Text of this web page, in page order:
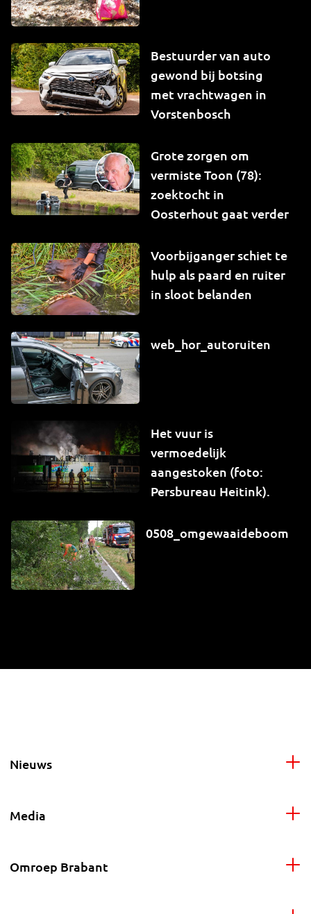
Bestuurder van auto
gewond bij botsing
met vrachtwagen in
Vorstenbosch
Grote zorgen om
vermiste Toon (78):
zoektocht in
Oosterhout gaat verder
Voorbijganger schiet te
hulp als paard en ruiter
in sloot belanden
web_hor_autoruiten
Het vuur is
vermoedelijk
aangestoken (foto:
Persbureau Heitink).
0508_omgewaaideboom
Nieuws
Media
Omroep Brabant